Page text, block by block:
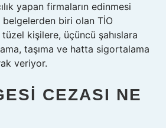
yapan firmaların edinmesi
biri olan TİO
kişilere, üçüncü şahıslara
taşıma ve hatta sigortalama
veriyor.
CEZASI NE